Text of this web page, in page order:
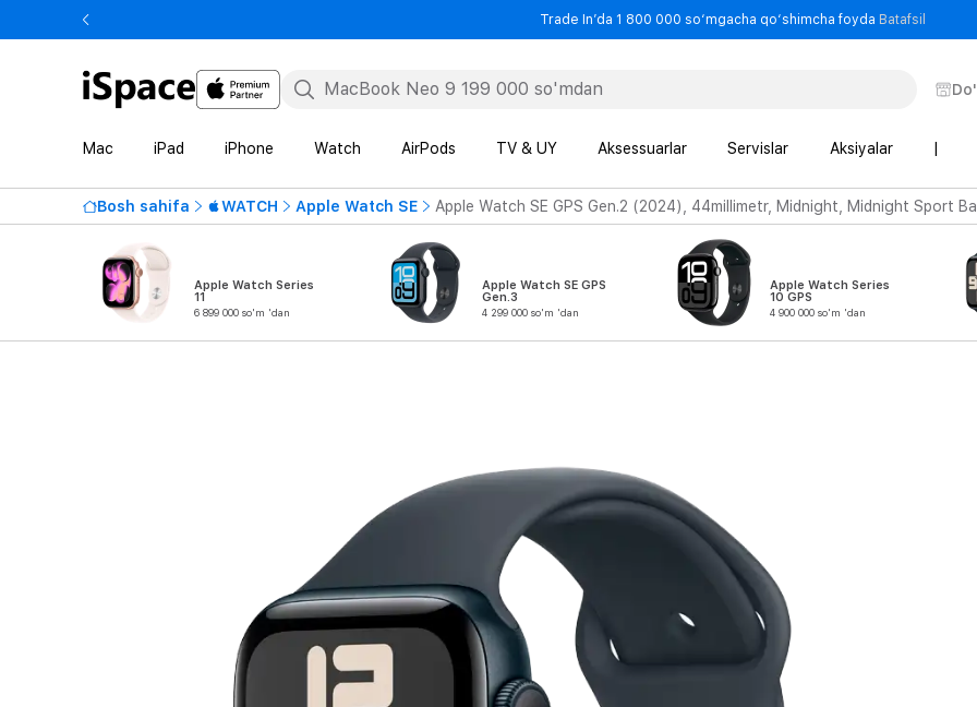
Trade In’da 1 800 000 so‘mgacha qo‘shimcha foyda Batafsil
Mac iPad iPhone Watch AirPods TV & UY Aksessuarlar Servislar Aksiyalar
Bosh sahifa WATCH Apple Watch SE Apple Watch SE GPS Gen.2 (2024), 44millimetr, Midnight, Midnight Sport
Apple Watch Series
11
6 899 000 so'm 'dan
Apple Watch SE GPS
Gen.3
4 299 000 so'm 'dan
Apple Watch Series
10 GPS
4 900 000 so'm 'dan